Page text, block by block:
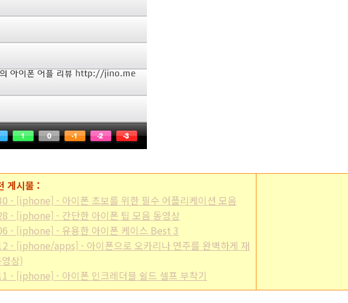
게시물 :
- [iphone] - 아이폰 초보를 위한 필수 어플리케이션 모음
- [iphone] - 간단한 아이폰 팁 모음 동영상
- [iphone] - 유용한 아이폰 케이스 Best 3
- [iphone/apps] - 아이폰으로 오카리나 연주를 완벽하게 재
상)
- [iphone] - 아이폰 인크레더블 쉴드 셀프 부착기